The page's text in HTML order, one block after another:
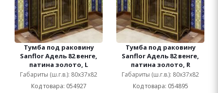
Тумба под раковину
Sanflor Адель 82 венге,
патина золото, L
Габариты (ш.г.в.): 80x37x82
Код товара: 054927
Тумба под раковину
Sanflor Адель 82 венге,
патина золото, R
Габариты (ш.г.в.): 80x37x82
Код товара: 054895